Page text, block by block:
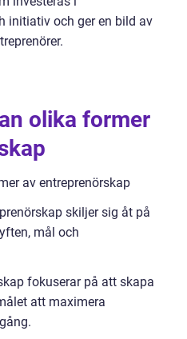
initiativ och ger en bild av
olika former
av entreprenörskap
skiljer sig åt på
mål och
fokuserar på att skapa
att maximera